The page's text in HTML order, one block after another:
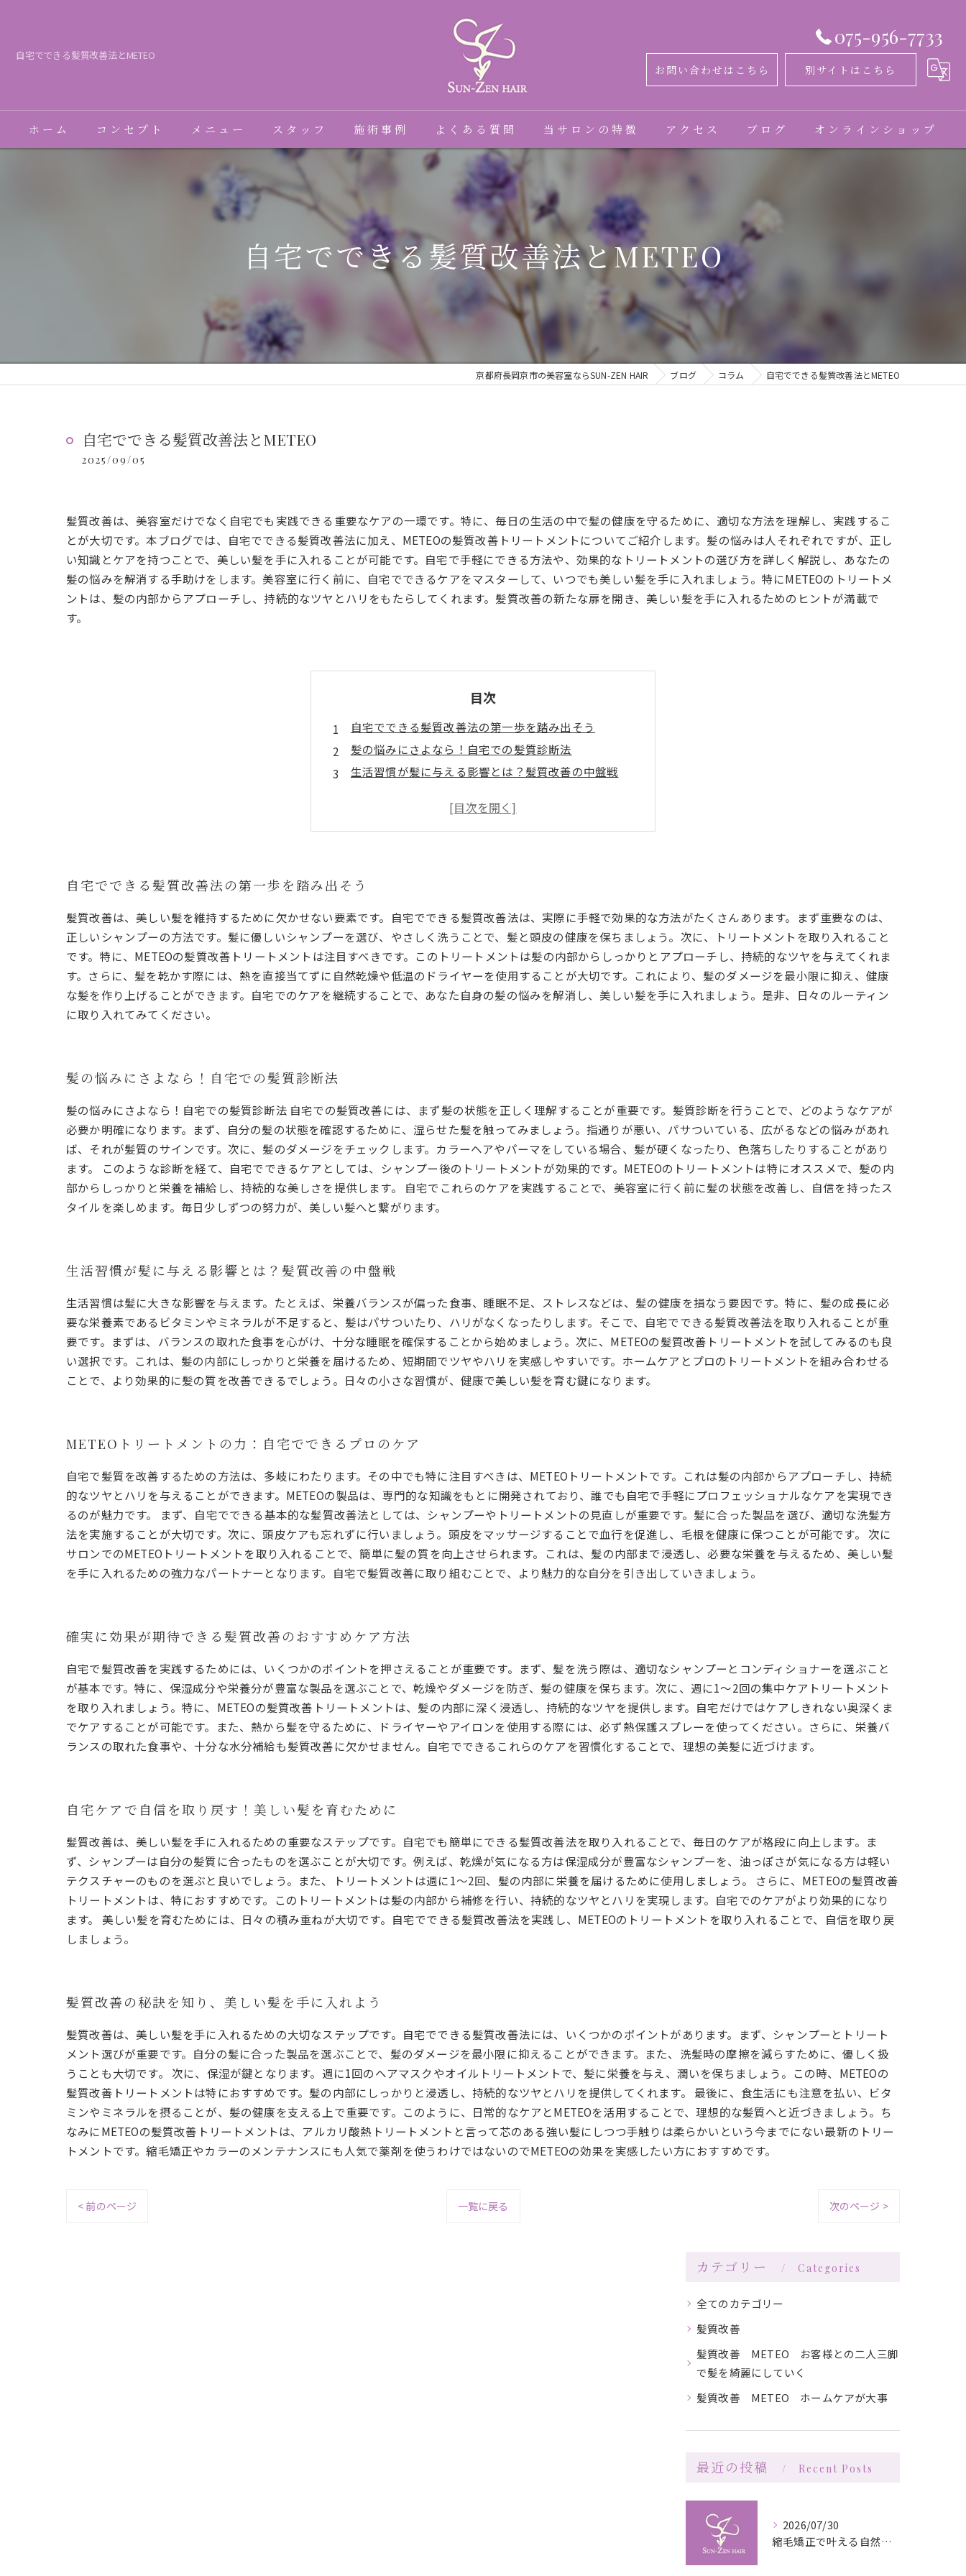
自宅でできる髪質改善法とMETEO
075-956-7733
お問い合わせはこちら 別サイトはこちら
ホーム コンセプト メニュー スタッフ 施術事例 よくある質問 当サロンの特徴
癖毛
縮毛矯正
トリートメント
ダメージ毛
アクセス ブログ
お客様の声
オンラインショップ
自宅でできる髪質改善法とMETEO
京都府長岡京市の美容室ならSUN-ZEN HAIR ブログ コラム 自宅でできる髪質改善法とMETEO
自宅でできる髪質改善法とMETEO
2025/09/05
髪質改善は、美容室だけでなく自宅でも実践できる重要なケアの一環です。特に、毎日の生活の中で髪の健康を守るために、適切な方法を理解し、実践するこ
とが大切です。本ブログでは、自宅でできる髪質改善法に加え、METEOの髪質改善トリートメントについてご紹介します。髪の悩みは人それぞれですが、正し
い知識とケアを持つことで、美しい髪を手に入れることが可能です。自宅で手軽にできる方法や、効果的なトリートメントの選び方を詳しく解説し、あなたの
髪の悩みを解消する手助けをします。美容室に行く前に、自宅でできるケアをマスターして、いつでも美しい髪を手に入れましょう。特にMETEOのトリートメ
ントは、髪の内部からアプローチし、持続的なツヤとハリをもたらしてくれます。髪質改善の新たな扉を開き、美しい髪を手に入れるためのヒントが満載で
す。
目次
自宅でできる髪質改善法の第一歩を踏み出そう
髪の悩みにさよなら！自宅での髪質診断法
生活習慣が髪に与える影響とは？髪質改善の中盤戦
確実に効果が期待できる髪質改善のおすすめケア方法
自宅でできる髪質改善法の第一歩を踏み出そう
髪質改善は、美しい髪を維持するために欠かせない要素です。自宅でできる髪質改善法は、実際に手軽で効果的な方法がたくさんあります。まず重要なのは、
正しいシャンプーの方法です。髪に優しいシャンプーを選び、やさしく洗うことで、髪と頭皮の健康を保ちましょう。次に、トリートメントを取り入れること
です。特に、METEOの髪質改善トリートメントは注目すべきです。このトリートメントは髪の内部からしっかりとアプローチし、持続的なツヤを与えてくれま
す。さらに、髪を乾かす際には、熱を直接当てずに自然乾燥や低温のドライヤーを使用することが大切です。これにより、髪のダメージを最小限に抑え、健康
な髪を作り上げることができます。自宅でのケアを継続することで、あなた自身の髪の悩みを解消し、美しい髪を手に入れましょう。是非、日々のルーティン
に取り入れてみてください。
髪の悩みにさよなら！自宅での髪質診断法
髪の悩みにさよなら！自宅での髪質診断法 自宅での髪質改善には、まず髪の状態を正しく理解することが重要です。髪質診断を行うことで、どのようなケアが
必要か明確になります。まず、自分の髪の状態を確認するために、湿らせた髪を触ってみましょう。指通りが悪い、パサついている、広がるなどの悩みがあれ
ば、それが髪質のサインです。次に、髪のダメージをチェックします。カラーヘアやパーマをしている場合、髪が硬くなったり、色落ちしたりすることがあり
ます。 このような診断を経て、自宅でできるケアとしては、シャンプー後のトリートメントが効果的です。METEOのトリートメントは特にオススメで、髪の内
部からしっかりと栄養を補給し、持続的な美しさを提供します。 自宅でこれらのケアを実践することで、美容室に行く前に髪の状態を改善し、自信を持ったス
タイルを楽しめます。毎日少しずつの努力が、美しい髪へと繋がります。
生活習慣が髪に与える影響とは？髪質改善の中盤戦
生活習慣は髪に大きな影響を与えます。たとえば、栄養バランスが偏った食事、睡眠不足、ストレスなどは、髪の健康を損なう要因です。特に、髪の成長に必
要な栄養素であるビタミンやミネラルが不足すると、髪はパサついたり、ハリがなくなったりします。そこで、自宅でできる髪質改善法を取り入れることが重
要です。まずは、バランスの取れた食事を心がけ、十分な睡眠を確保することから始めましょう。次に、METEOの髪質改善トリートメントを試してみるのも良
い選択です。これは、髪の内部にしっかりと栄養を届けるため、短期間でツヤやハリを実感しやすいです。ホームケアとプロのトリートメントを組み合わせる
ことで、より効果的に髪の質を改善できるでしょう。日々の小さな習慣が、健康で美しい髪を育む鍵になります。
METEOトリートメントの力：自宅でできるプロのケア
自宅で髪質を改善するための方法は、多岐にわたります。その中でも特に注目すべきは、METEOトリートメントです。これは髪の内部からアプローチし、持続
的なツヤとハリを与えることができます。METEOの製品は、専門的な知識をもとに開発されており、誰でも自宅で手軽にプロフェッショナルなケアを実現でき
るのが魅力です。 まず、自宅でできる基本的な髪質改善法としては、シャンプーやトリートメントの見直しが重要です。髪に合った製品を選び、適切な洗髪方
法を実施することが大切です。次に、頭皮ケアも忘れずに行いましょう。頭皮をマッサージすることで血行を促進し、毛根を健康に保つことが可能です。 次に
サロンでのMETEOトリートメントを取り入れることで、簡単に髪の質を向上させられます。これは、髪の内部まで浸透し、必要な栄養を与えるため、美しい髪
を手に入れるための強力なパートナーとなります。自宅で髪質改善に取り組むことで、より魅力的な自分を引き出していきましょう。
確実に効果が期待できる髪質改善のおすすめケア方法
自宅で髪質改善を実践するためには、いくつかのポイントを押さえることが重要です。まず、髪を洗う際は、適切なシャンプーとコンディショナーを選ぶこと
が基本です。特に、保湿成分や栄養分が豊富な製品を選ぶことで、乾燥やダメージを防ぎ、髪の健康を保ちます。次に、週に1～2回の集中ケアトリートメント
を取り入れましょう。特に、METEOの髪質改善トリートメントは、髪の内部に深く浸透し、持続的なツヤを提供します。自宅だけではケアしきれない奥深くま
でケアすることが可能です。また、熱から髪を守るために、ドライヤーやアイロンを使用する際には、必ず熱保護スプレーを使ってください。さらに、栄養バ
ランスの取れた食事や、十分な水分補給も髪質改善に欠かせません。自宅でできるこれらのケアを習慣化することで、理想の美髪に近づけます。
自宅ケアで自信を取り戻す！美しい髪を育むために
髪質改善は、美しい髪を手に入れるための重要なステップです。自宅でも簡単にできる髪質改善法を取り入れることで、毎日のケアが格段に向上します。ま
ず、シャンプーは自分の髪質に合ったものを選ぶことが大切です。例えば、乾燥が気になる方は保湿成分が豊富なシャンプーを、油っぽさが気になる方は軽い
テクスチャーのものを選ぶと良いでしょう。また、トリートメントは週に1～2回、髪の内部に栄養を届けるために使用しましょう。 さらに、METEOの髪質改善
トリートメントは、特におすすめです。このトリートメントは髪の内部から補修を行い、持続的なツヤとハリを実現します。自宅でのケアがより効果的になり
ます。 美しい髪を育むためには、日々の積み重ねが大切です。自宅でできる髪質改善法を実践し、METEOのトリートメントを取り入れることで、自信を取り戻
しましょう。
髪質改善の秘訣を知り、美しい髪を手に入れよう
髪質改善は、美しい髪を手に入れるための大切なステップです。自宅でできる髪質改善法には、いくつかのポイントがあります。まず、シャンプーとトリート
メント選びが重要です。自分の髪に合った製品を選ぶことで、髪のダメージを最小限に抑えることができます。また、洗髪時の摩擦を減らすために、優しく扱
うことも大切です。 次に、保湿が鍵となります。週に1回のヘアマスクやオイルトリートメントで、髪に栄養を与え、潤いを保ちましょう。この時、METEOの
髪質改善トリートメントは特におすすめです。髪の内部にしっかりと浸透し、持続的なツヤとハリを提供してくれます。 最後に、食生活にも注意を払い、ビタ
ミンやミネラルを摂ることが、髪の健康を支える上で重要です。このように、日常的なケアとMETEOを活用することで、理想的な髪質へと近づきましょう。ち
なみにMETEOの髪質改善トリートメントは、アルカリ酸熱トリートメントと言って芯のある強い髪にしつつ手触りは柔らかいという今までにない最新のトリー
トメントです。縮毛矯正やカラーのメンテナンスにも人気で薬剤を使うわけではないのでMETEOの効果を実感したい方におすすめです。
< 前のページ 一覧に戻る 次のページ >
カテゴリー Categories
全てのカテゴリー
髪質改善
髪質改善 METEO お客様との二人三脚
で髪を綺麗にしていく
髪質改善 METEO ホームケアが大事
最近の投稿 Recent Posts
2026/07/30
縮毛矯正で叶える自然な艶としなやかさの秘訣